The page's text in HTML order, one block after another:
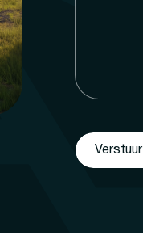
Verstuur